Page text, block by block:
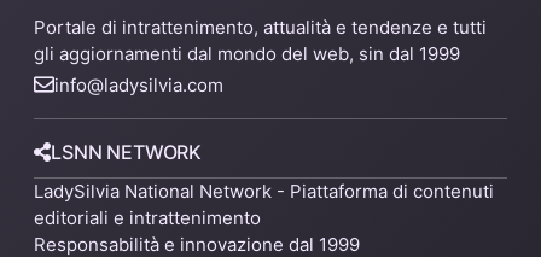
Portale di intrattenimento, attualità e tendenze e tutti
gli aggiornamenti dal mondo del web, sin dal 1999
info@ladysilvia.com
LSNN NETWORK
LadySilvia National Network - Piattaforma di contenuti
editoriali e intrattenimento
Responsabilità e innovazione dal 1999